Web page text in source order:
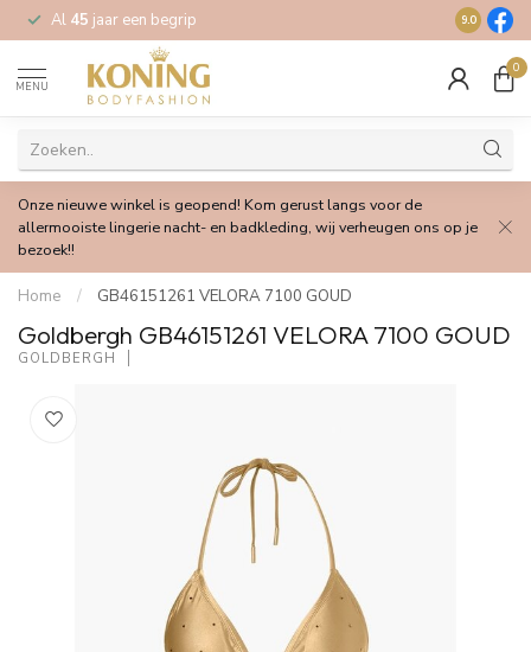
Al 45 jaar een begrip Gratis
9.0
MENU
0
Onze nieuwe winkel is geopend! Kom gerust langs voor de
allermooiste lingerie nacht- en badkleding, wij verheugen ons op je
bezoek!!
Home / GB46151261 VELORA 7100 GOUD
Goldbergh GB46151261 VELORA 7100 GOUD
GOLDBERGH